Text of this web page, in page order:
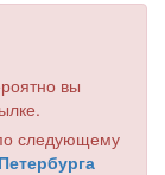
вы
следующему